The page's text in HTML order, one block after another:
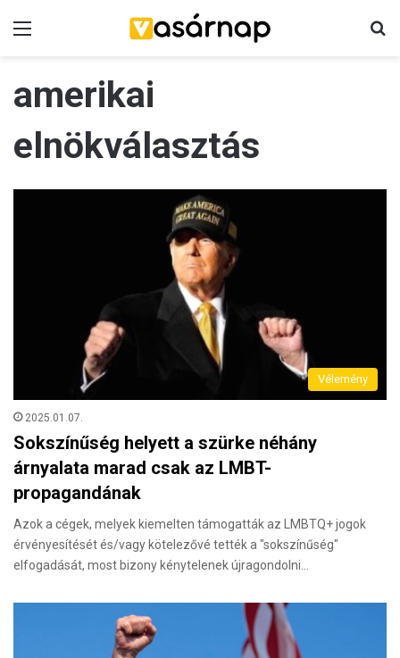
amerikai
elnökválasztás
Vélemény
2025.01.07.
Sokszínűség helyett a szürke néhány
árnyalata marad csak az LMBT-
propagandának
Azok a cégek, melyek kiemelten támogatták az LMBTQ+ jogok
érvényesítését és/vagy kötelezővé tették a "sokszínűség"
elfogadását, most bizony kénytelenek újragondolni…